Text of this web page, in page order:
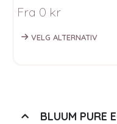
Soft Merino Ull
Fra 0 kr
VELG ALTERNATIV
BLUUM PURE